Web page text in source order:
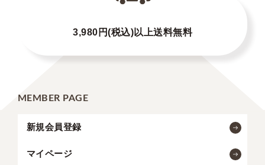
3,980円(税込)以上送料無料
MEMBER PAGE
新規会員登録
マイページ